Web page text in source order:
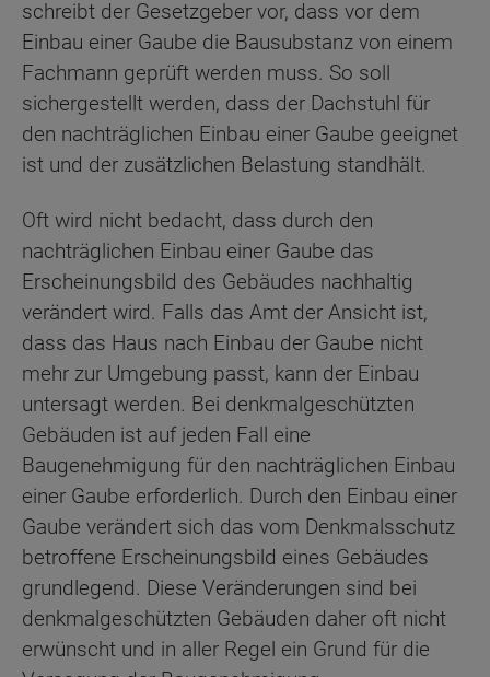
schreibt der Gesetzgeber vor, dass vor dem
Einbau einer Gaube die Bausubstanz von einem
Fachmann geprüft werden muss. So soll
sichergestellt werden, dass der Dachstuhl für
den nachträglichen Einbau einer Gaube geeignet
ist und der zusätzlichen Belastung standhält.
Oft wird nicht bedacht, dass durch den
nachträglichen Einbau einer Gaube das
Erscheinungsbild des Gebäudes nachhaltig
verändert wird. Falls das Amt der Ansicht ist,
dass das Haus nach Einbau der Gaube nicht
mehr zur Umgebung passt, kann der Einbau
untersagt werden. Bei denkmalgeschützten
Gebäuden ist auf jeden Fall eine
Baugenehmigung für den nachträglichen Einbau
einer Gaube erforderlich. Durch den Einbau einer
Gaube verändert sich das vom Denkmalsschutz
betroffene Erscheinungsbild eines Gebäudes
grundlegend. Diese Veränderungen sind bei
denkmalgeschützten Gebäuden daher oft nicht
erwünscht und in aller Regel ein Grund für die